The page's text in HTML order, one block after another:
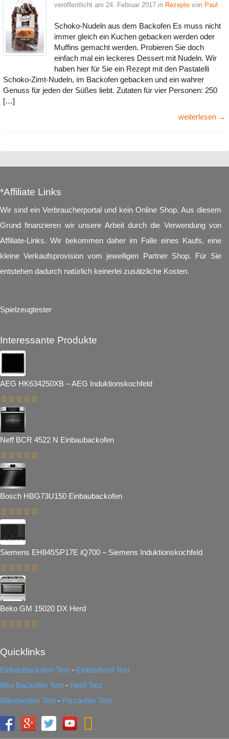
veröffentlicht am 24. Februar 2017 in Rezepte von Paul
Schoko-Nudeln aus dem Backofen Es muss nicht
immer gleich ein Kuchen gebacken werden oder
Muffins gemacht werden. Probieren Sie doch
einfach mal ein leckeres Dessert mit Nudeln. Wir
haben hier für Sie ein Rezept mit den Pastatelli
Schoko-Zimt-Nudeln, im Backofen gebacken und ein wahrer
Genuss für jeden der Süßes liebt. Zutaten für vier Personen: 250
[…]
weiterlesen →
*Affiliate Links
Wir sind ein Verbraucherportal und kein Online Shop. Aus diesem
Grund finanzieren wir unsere Arbeit durch die Verwendung von
Affiliate-Links. Wir bekommen daher im Falle eines Kaufs, eine
kleine Verkaufsprovision vom jeweiligen Partner Shop. Für Sie
entstehen dadurch natürlich keinerlei zusätzliche Kosten.
Spielzeugtester
Interessante Produkte
AEG HK634250XB – AEG Induktionskochfeld
Neff BCR 4522 N Einbaubackofen
Bosch HBG73U150 Einbaubackofen
Siemens EH845SP17E iQ700 – Siemens Induktionskochfeld
Beko GM 15020 DX Herd
Quicklinks
Einbaubackofen Test - Einbauherd Test
Mini Backofen Test - Herd Test
Mikrowellen Test - Pizzaofen Test